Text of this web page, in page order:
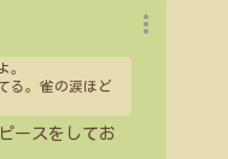
。
る。雀の涙ほど
ースをしてお
more_vert